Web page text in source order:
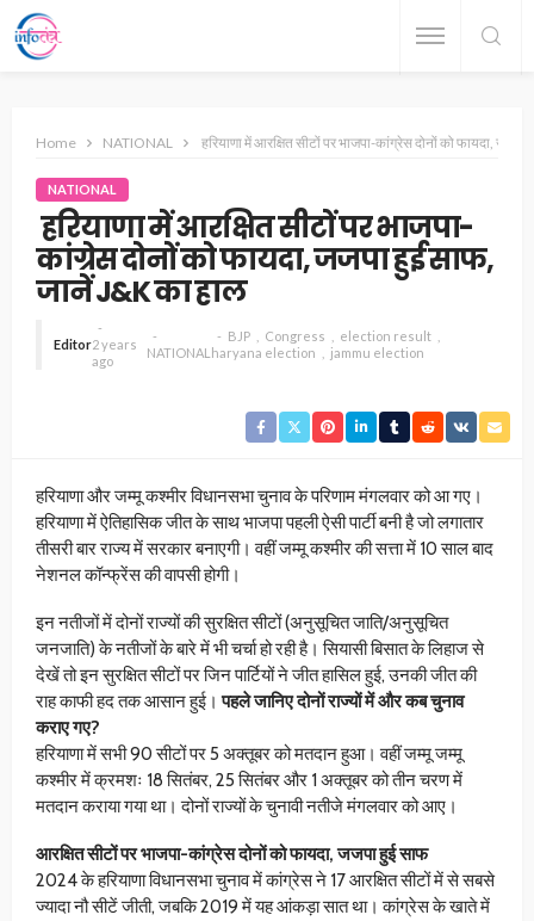
Home NATIONAL हरियाणा में आरक्षित सीटों पर भाजपा-कांग्रेस दोनों को फायदा,
NATIONAL
हरियाणा में आरक्षित सीटों पर भाजपा-
कांग्रेस दोनों को फायदा, जजपा हुई साफ,
जानें J&K का हाल
Editor2 years
ago
NATIONAL
BJP Congress
election result
haryana election
jammu election
हरियाणा और जम्मू कश्मीर विधानसभा चुनाव के परिणाम मंगलवार को आ गए।
हरियाणा में ऐतिहासिक जीत के साथ भाजपा पहली ऐसी पार्टी बनी है जो लगातार
तीसरी बार राज्य में सरकार बनाएगी। वहीं जम्मू कश्मीर की सत्ता में 10 साल बाद
नेशनल कॉन्फ्रेंस की वापसी होगी।
इन नतीजों में दोनों राज्यों की सुरक्षित सीटों (अनुसूचित जाति/अनुसूचित
जनजाति) के नतीजों के बारे में भी चर्चा हो रही है। सियासी बिसात के लिहाज से
देखें तो इन सुरक्षित सीटों पर जिन पार्टियों ने जीत हासिल हुई, उनकी जीत की
राह काफी हद तक आसान हुई।पहले जानिए दोनों राज्यों में और कब चुनाव
कराए गए?
हरियाणा में सभी 90 सीटों पर 5 अक्तूबर को मतदान हुआ। वहीं जम्मू जम्मू
कश्मीर में क्रमशः 18 सितंबर, 25 सितंबर और 1 अक्तूबर को तीन चरण में
मतदान कराया गया था। दोनों राज्यों के चुनावी नतीजे मंगलवार को आए।
आरक्षित सीटों पर भाजपा-कांग्रेस दोनों को फायदा, जजपा हुई साफ
2024 के हरियाणा विधानसभा चुनाव में कांग्रेस ने 17 आरक्षित सीटों में से सबसे
ज्यादा नौ सीटें जीती, जबकि 2019 में यह आंकड़ा सात था। कांग्रेस के खाते में